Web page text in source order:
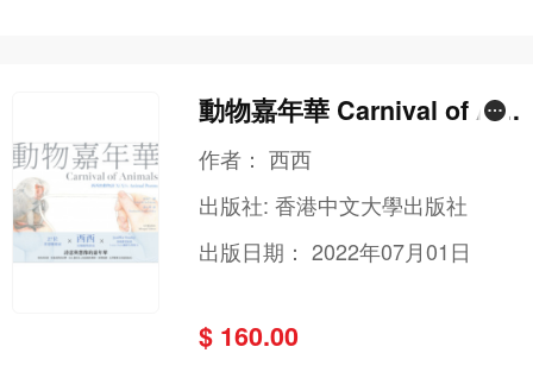
動物嘉年華 Carnival of Ani
mals (中英雙語版本)
作者：西西
出版社:香港中文大學出版社
出版日期：2022年07月01日
$ 160.00